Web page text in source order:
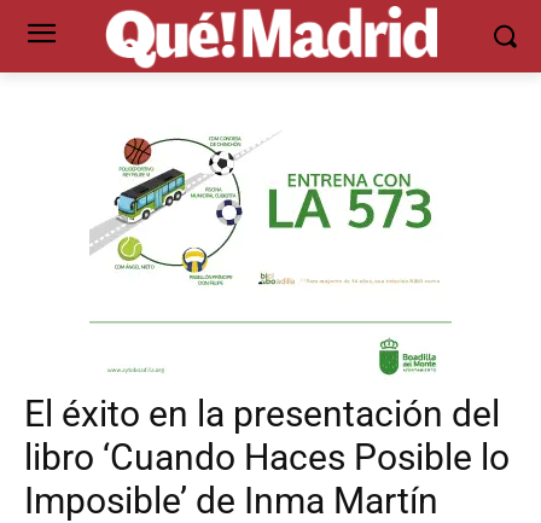
El éxito en la presentación del
libro ‘Cuando Haces Posible lo
Imposible’ de Inma Martín